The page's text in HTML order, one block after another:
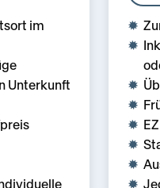
im
Unterkunft